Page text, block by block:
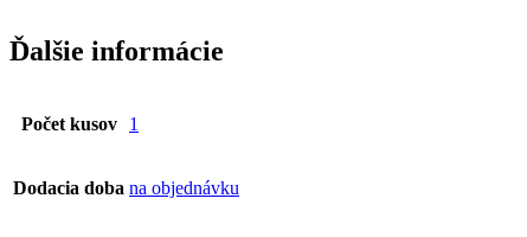
Ďalšie informácie
Počet kusov 1
Dodacia doba na objednávku